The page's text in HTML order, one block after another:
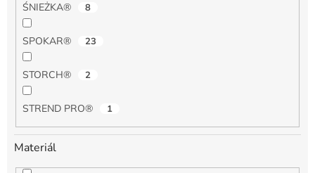
ŚNIEŻKA® 8
SPOKAR® 23
STORCH® 2
STREND PRO® 1
Materiál